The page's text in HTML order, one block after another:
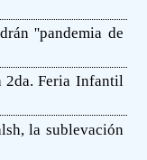
''pandemia de
2da. Feria Infantil
la sublevación